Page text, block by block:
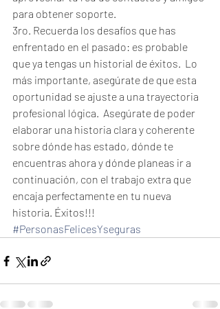
para obtener soporte.
3ro. Recuerda los desafíos que has
enfrentado en el pasado: es probable
que ya tengas un historial de éxitos.  Lo
más importante, asegúrate de que esta
oportunidad se ajuste a una trayectoria
profesional lógica.  Asegúrate de poder
elaborar una historia clara y coherente
sobre dónde has estado, dónde te
encuentras ahora y dónde planeas ir a
continuación, con el trabajo extra que
encaja perfectamente en tu nueva
historia. Éxitos!!!
#PersonasFelicesYseguras